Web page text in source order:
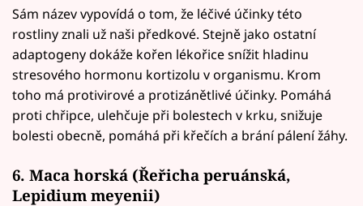
Sám název vypovídá o tom, že léčivé účinky této
rostliny znali už naši předkové. Stejně jako ostatní
adaptogeny dokáže kořen lékořice snížit hladinu
stresového hormonu kortizolu v organismu. Krom
toho má protivirové a protizánětlivé účinky. Pomáhá
proti chřipce, ulehčuje při bolestech v krku, snižuje
bolesti obecně, pomáhá při křečích a brání pálení žáhy.
6. Maca horská (Řeřicha peruánská,
Lepidium meyenii)